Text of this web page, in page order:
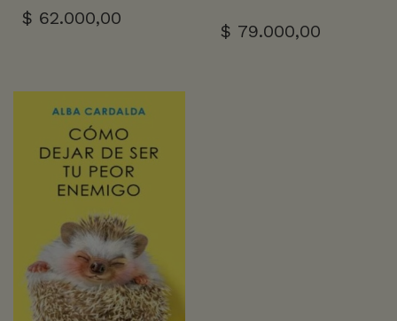
$ 62.000,00
$ 79.000,00